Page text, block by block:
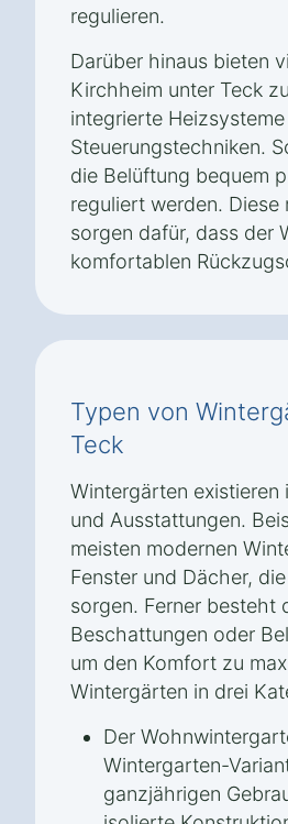
regulieren.
Darüber hinaus bieten
Kirchheim unter Teck
integrierte
Steuerungstechniken.
die Belüftung bequem
reguliert werden.
sorgen dafür, dass der
komfortablen
Typen von
Teck
Wintergärten existieren
und Ausstattungen.
meisten modernen
Fenster und Dächer,
sorgen. Ferner
Beschattungen oder
um den Komfort zu
Wintergärten in drei
Der
Wintergarten-
ganzjährigen